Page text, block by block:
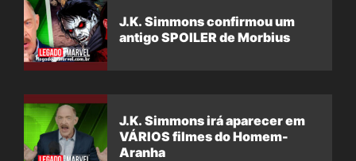
J.K. Simmons confirmou um
antigo SPOILER de Morbius
J.K. Simmons irá aparecer em
VÁRIOS filmes do Homem-
Aranha